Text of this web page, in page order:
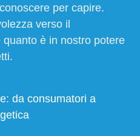
per capire.
verso il
è in nostro potere
da consumatori a